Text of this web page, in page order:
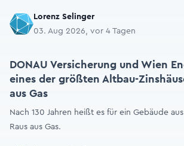
Lorenz Selinger
03. Aug 2026, vor 4 Tagen
DONAU Versicherung und Wien
eines der größten Altbau-
aus Gas
Nach 130 Jahren heißt es für ein Gebäude
Raus aus Gas.